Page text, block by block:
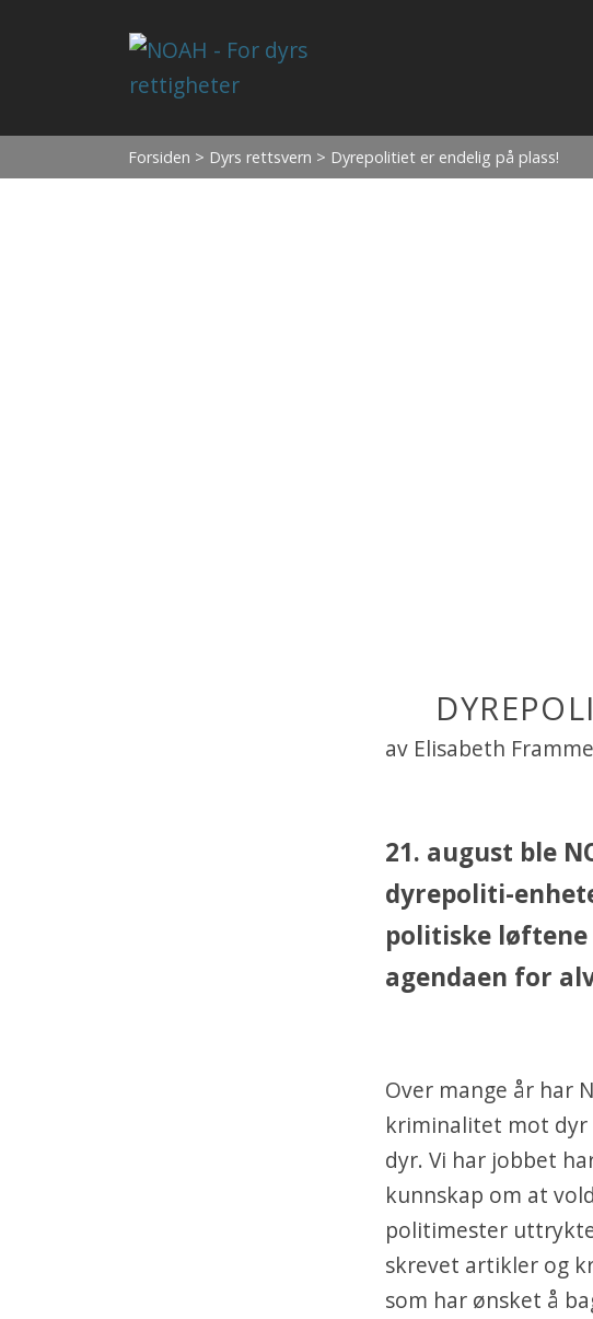
Forsiden > Dyrs rettsvern > Dyrepolitiet er endelig på plass!
av Elisabeth
21. august ble
dyrepoliti-
politiske
agendaen for
Over mange år har
kriminalitet mot dyr
dyr. Vi har jobbet
kunnskap om at
politimester
skrevet artikler og
som har ønsket å